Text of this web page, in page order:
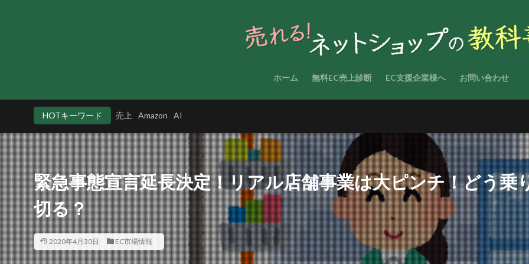
ホーム 無料EC売上診断 EC支援企業様へ お問い合わせ
HOTキーワード 売上 Amazon AI
緊急事態宣言延長決定！リアル店舗事業は大ピンチ！どう乗
切る？
2020年4月30日 EC市場情報